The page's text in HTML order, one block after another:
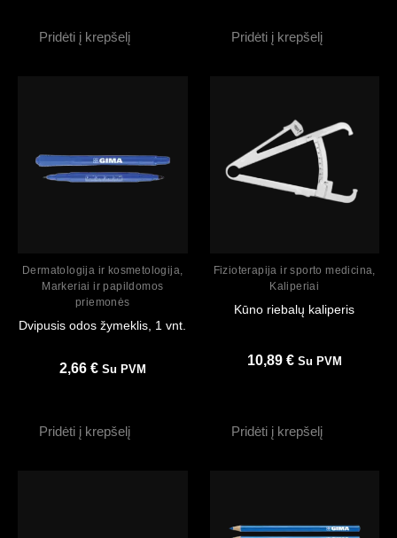
Pridėti į krepšelį Pridėti į krepšelį
Dermatologija ir kosmetologija,
Markeriai ir papildomos
priemonės
Dvipusis odos žymeklis, 1 vnt.
2,66 € Su PVM
Pridėti į krepšelį
Fizioterapija ir sporto medicina,
Kaliperiai
Kūno riebalų kaliperis
10,89 € Su PVM
Pridėti į krepšelį